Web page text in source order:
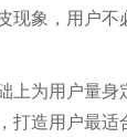
象，用户不
上为用户量
打造用户最